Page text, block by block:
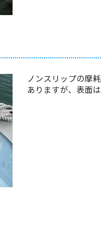
ノンスリップの摩
ありますが、表面は